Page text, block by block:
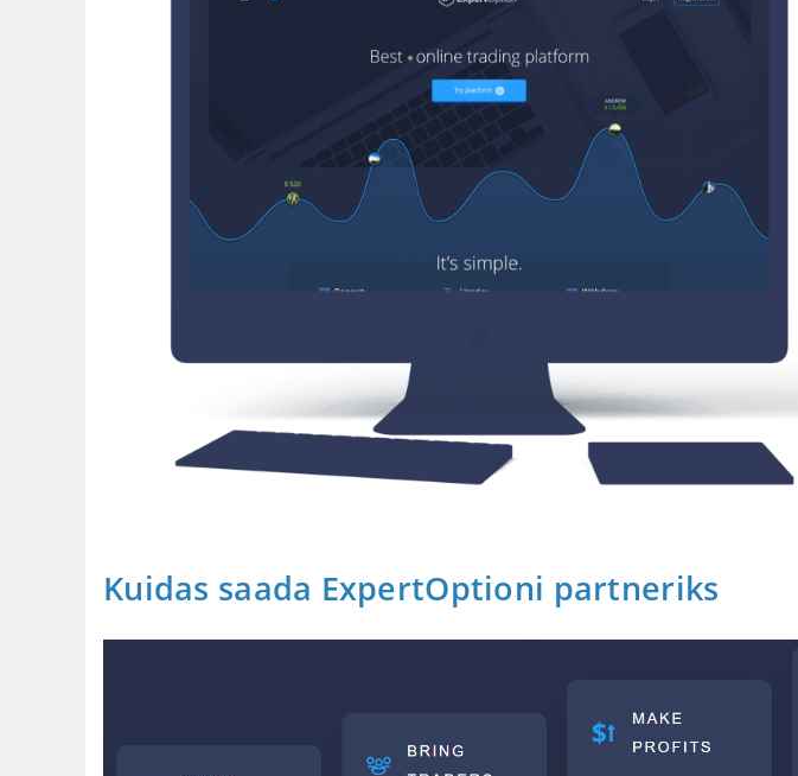
Kuidas saada ExpertOptioni partneriks